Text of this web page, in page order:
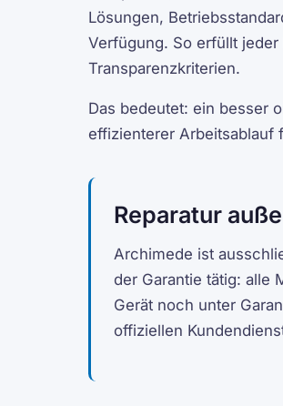
Lösungen,
Verfügung. So erfüllt
Transparenzkriterien.
Das bedeutet: ein besser
effizienterer Arbeitsablauf
Reparatur
Archimede ist
der Garantie tätig: alle
Gerät noch unter
offiziellen